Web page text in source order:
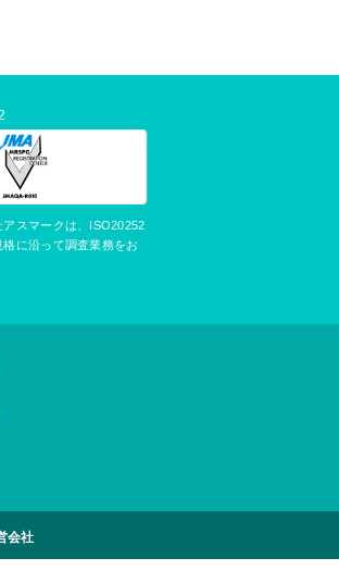
スマークは、ISO20252
に沿って調査業務をお
会社